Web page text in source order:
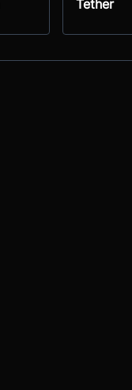
Tether